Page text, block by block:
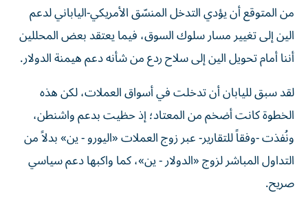
من المتوقع أن يؤدي التدخل المنسّق الأمريكي-الياباني لدعم
الين إلى تغيير مسار سلوك السوق، فيما يعتقد بعض المحللين
أننا أمام تحويل الين إلى سلاح ردع من شأنه دعم هيمنة الدولار.
لقد سبق لليابان أن تدخلت في أسواق العملات، لكن هذه
الخطوة كانت أضخم من المعتاد؛ إذ حظيت بدعم واشنطن،
ونُفذت -وفقاً للتقارير- عبر زوج العملات «اليورو - ين» بدلاً من
التداول المباشر لزوج «الدولار - ين»، كما واكبها دعم سياسي
صريح.